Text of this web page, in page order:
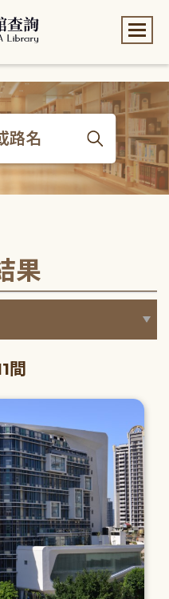
果
間